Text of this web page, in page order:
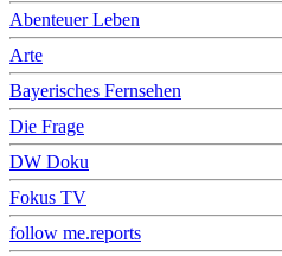
Abenteuer Leben
Arte
Bayerisches Fernsehen
Die Frage
DW Doku
Fokus TV
follow me.reports